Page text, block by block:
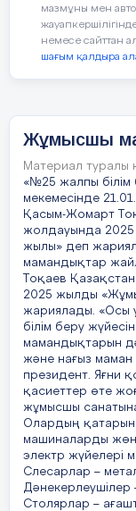
қашанда
аламыз
–
қадірін
қарым-
бағалау
Жұмыстың
–
сапалы
дамудың
мазмұны мен
немесе сайттан
шағым қалдыра
Жұмысшы
Материал туралы
«№25 жалпы білім
мекемесінде
Қасым-Жомарт
жолдауында
жылы» деп
мамандықтар
Тоқаев
2025 жылды
жариялады. «Осы
білім беру
мамандықтарын
және нағыз маман
президент. Яғни
қасиеттер өте
жұмысшы
Олардың
машиналарды
электр жүйелері
Слесарлар –
Дәнекерлеушілер
Столярлар –